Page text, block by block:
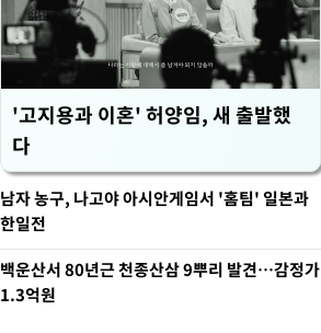
'고지용과 이혼' 허양임, 새 출발했
다
남자 농구, 나고야 아시안게임서 '홈팀' 일본과
한일전
백운산서 80년근 천종산삼 9뿌리 발견…감정가
1.3억원